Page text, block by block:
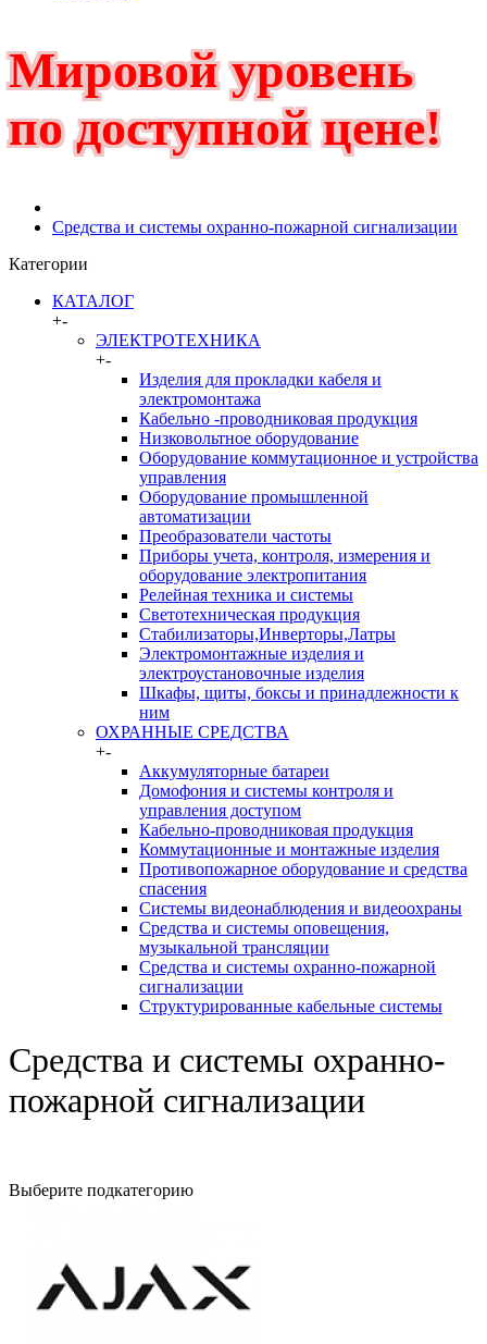
Мировой уровень
по доступной цене!
Средства и системы охранно-пожарной сигнализации
Категории
КАТАЛОГ
+-
ЭЛЕКТРОТЕХНИКА
+-
Изделия для прокладки кабеля и
электромонтажа
Кабельно -проводниковая продукция
Низковольтное оборудование
Оборудование коммутационное и устройства
управления
Оборудование промышленной
автоматизации
Преобразователи частоты
Приборы учета, контроля, измерения и
оборудование электропитания
Релейная техника и системы
Светотехническая продукция
Стабилизаторы,Инверторы,Латры
Электромонтажные изделия и
электроустановочные изделия
Шкафы, щиты, боксы и принадлежности к
ним
ОХРАННЫЕ СРЕДСТВА
+-
Аккумуляторные батареи
Домофония и системы контроля и
управления доступом
Кабельно-проводниковая продукция
Коммутационные и монтажные изделия
Противопожарное оборудование и средства
спасения
Системы видеонаблюдения и видеоохраны
Средства и системы оповещения,
музыкальной трансляции
Средства и системы охранно-пожарной
сигнализации
Структурированные кабельные системы
Средства и системы охранно-
пожарной сигнализации
Выберите подкатегорию